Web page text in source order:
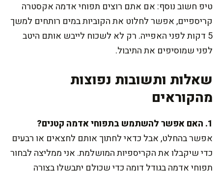
טיפ חשוב נוסף: אם אתם רוצים תפוחי אדמה אקסטרה
קריספיים, אפשר לחלוט את הקוביות במים רותחים למשך
5 דקות לפני האפייה. רק לא לשכוח לייבש אותם היטב
לפני שמוסיפים את התיבול.
שאלות ותשובות נפוצות
מהקוראים
1. האם אפשר להשתמש בתפוחי אדמה קטנים?
אפשר בהחלט, אבל כדאי לחתוך אותם לחצאים או רבעים
כדי שיקבלו את הקריספיות המושלמת. אני ממליצה לבחור
תפוחי אדמה בגודל דומה כדי שכולם יתבשלו בצורה